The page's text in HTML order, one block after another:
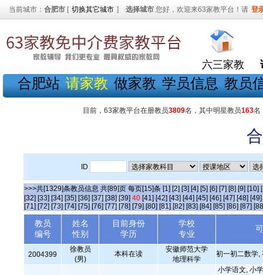
当前城市： 合肥市 [ 切换其它城市 ] 选择城市 您好，欢迎来63家教平台！请 登
六三家教
合肥站 请家教 做家教 学员信息 教员
目前，63家教平台在册教员3809名，其中明星教员163名
ID
>>>共[1329]条教员信息 共[89]页 每页[15]条 [1] [2] [3] [4] [5] [6] [7] [8] [9] [10]
[32] [33] [34] [35] [36] [37] [38] [39] 40 [41] [42] [43] [44] [45] [46] [47] [48] [49]
[71] [72] [73] [74] [75] [76] [77] [78] [79] [80] [81] [82] [83] [84] [85] [86] [87]
教员
编号
姓名
性别
目前身份
学历
学校
专业
2004399
徐教员
(男)
本科在读
安徽师范大学
地理科学
初一初二数学,
小学语文, 小